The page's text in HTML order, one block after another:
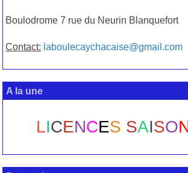
Boulodrome 7 rue du Neurin Blanquefort
Contact: laboulecaychacaise@gmail.com
A la une
LICENCES SAISO